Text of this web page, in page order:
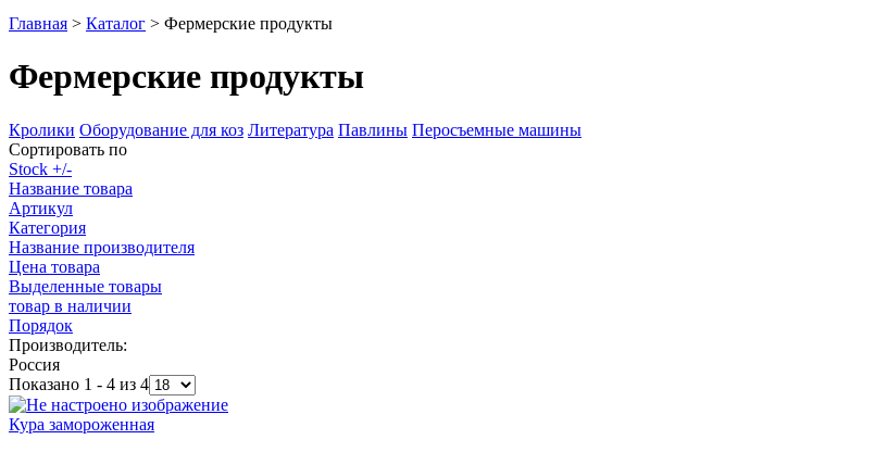
Главная > Каталог > Фермерские продукты
Фермерские продукты
Кролики Оборудование для коз Литература Павлины Перосъемные машины
Сортировать по
Stock +/-
Название товара
Артикул
Категория
Название производителя
Цена товара
Выделенные товары
товар в наличии
Порядок
Производитель:
Россия
Показано 1 - 4 из 4
Кура замороженная